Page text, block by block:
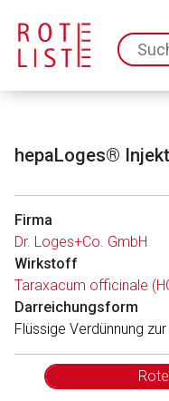
hepaLoges®
Firma
Dr. Loges+Co. GmbH
Wirkstoff
Taraxacum officinale
Darreichungsform
Flüssige Verdünnung
Aufruf einer
Der von Ihnen
Betreiber